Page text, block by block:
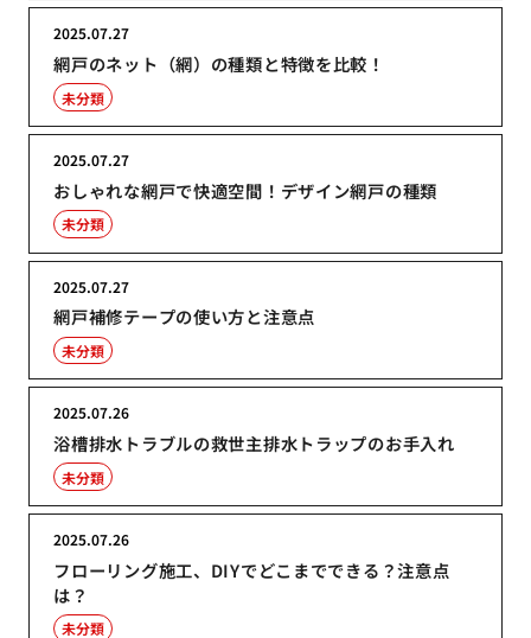
網戸のネット（網）の種類と特徴を比較！
2025.07.27
未分類
おしゃれな網戸で快適空間！デザイン網戸の種類
2025.07.27
未分類
網戸補修テープの使い方と注意点
2025.07.27
未分類
浴槽排水トラブルの救世主排水トラップのお手入れ
2025.07.26
未分類
フローリング施工、DIYでどこまでできる？注意点
は？
2025.07.26
未分類